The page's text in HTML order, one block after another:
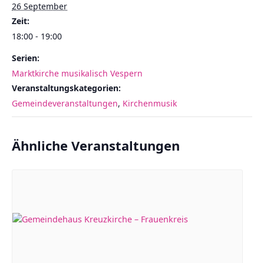
26 September
Zeit:
18:00 - 19:00
Serien:
Marktkirche musikalisch Vespern
Veranstaltungskategorien:
Gemeindeveranstaltungen, Kirchenmusik
Ähnliche Veranstaltungen